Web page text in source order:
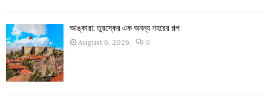
আঙ্কারা: তুরস্কের এক অনন্য শহরের গল্প
August 6, 2026 0